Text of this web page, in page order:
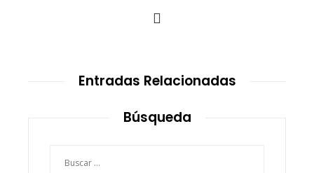
Entradas Relacionadas
Búsqueda